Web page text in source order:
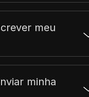
meu
minha